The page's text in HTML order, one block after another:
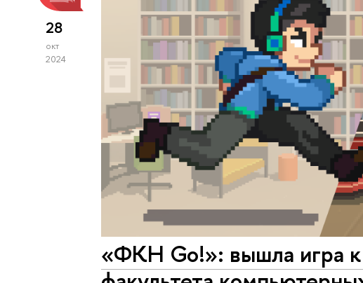
28
окт
2024
«ФКН Go!»: вышла игра